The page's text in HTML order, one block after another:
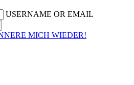
USERNAME OR EMAIL
MICH WIEDER!